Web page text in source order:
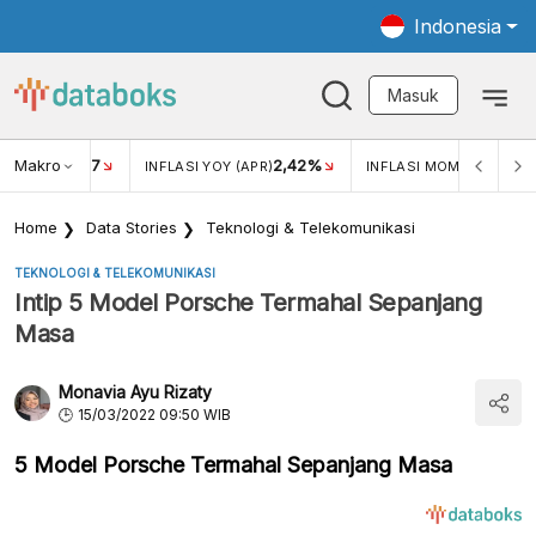
Indonesia
Masuk
Makro
USD/IDR 17 INFLASI YOY (APR)2,42% INFLASI MOM (MAR)
Home Data Stories Teknologi & Telekomunikasi
TEKNOLOGI & TELEKOMUNIKASI
Intip 5 Model Porsche Termahal Sepanjang
Masa
Monavia Ayu Rizaty
15/03/2022 09:50 WIB
5 Model Porsche Termahal Sepanjang Masa